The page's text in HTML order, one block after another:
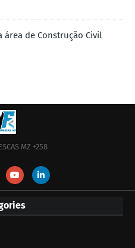
área de Construção Civil
MZ +258